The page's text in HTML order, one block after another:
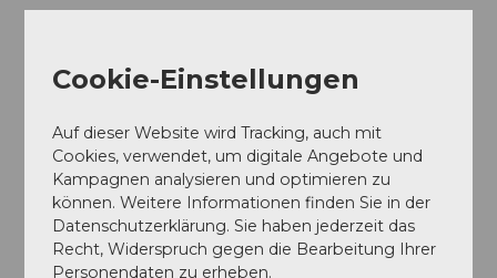
In der Nähe Auf der Karte anschauen
Veranstaltung
Cookie-Einstellungen
Auf dieser Website wird Tracking, auch mit
Cookies, verwendet, um digitale Angebote und
Kampagnen analysieren und optimieren zu
können. Weitere Informationen finden Sie in der
Datenschutzerklärung. Sie haben jederzeit das
Recht, Widerspruch gegen die Bearbeitung Ihrer
Personendaten zu erheben.